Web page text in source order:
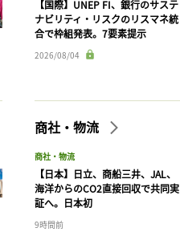
【国際】UNEP FI、銀行のサステ
ナビリティ・リスクのリスマネ統
合で枠組発表。7要素提示
2026/08/04
商社・物流
商社・物流
【日本】日立、商船三井、JAL、
海洋からのCO2直接回収で共同実
証へ。日本初
9時間前